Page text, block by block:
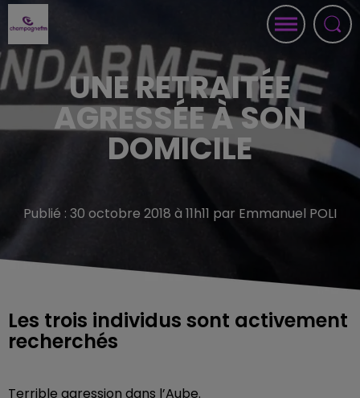
UNE RETRAITÉE
AGRESSÉE À SON
DOMICILE
Publié : 30 octobre 2018 à 11h11 par Emmanuel POLI
Les trois individus sont activement
recherchés
Terrible agression dans l’Aube.